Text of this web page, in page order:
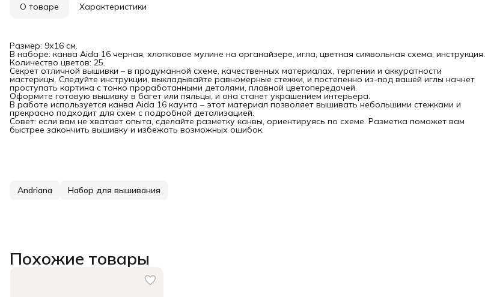
О товаре Характеристики
Размер: 9х16 см.
В наборе: канва Aida 16 черная, хлопковое мулине на органайзере, игла, цветная символьная схема, инструкция.
Количество цветов: 25.
Секрет отличной вышивки – в продуманной схеме, качественных материалах, терпении и аккуратности
мастерицы. Следуйте инструкции, выкладывайте равномерные стежки, и постепенно из-под вашей иглы начнет
проступать картина с тонко проработанными деталями, плавной цветопередачей.
Оформите готовую вышивку в багет или пяльцы, и она станет украшением интерьера.
В работе используется канва Aida 16 каунта – этот материал позволяет вышивать небольшими стежками и
прекрасно подходит для схем с подробной детализацией.
Совет: если вам не хватает опыта, сделайте разметку канвы, ориентируясь по схеме. Разметка поможет вам
быстрее закончить вышивку и избежать возможных ошибок.
Andriana Набор для вышивания
Похожие товары